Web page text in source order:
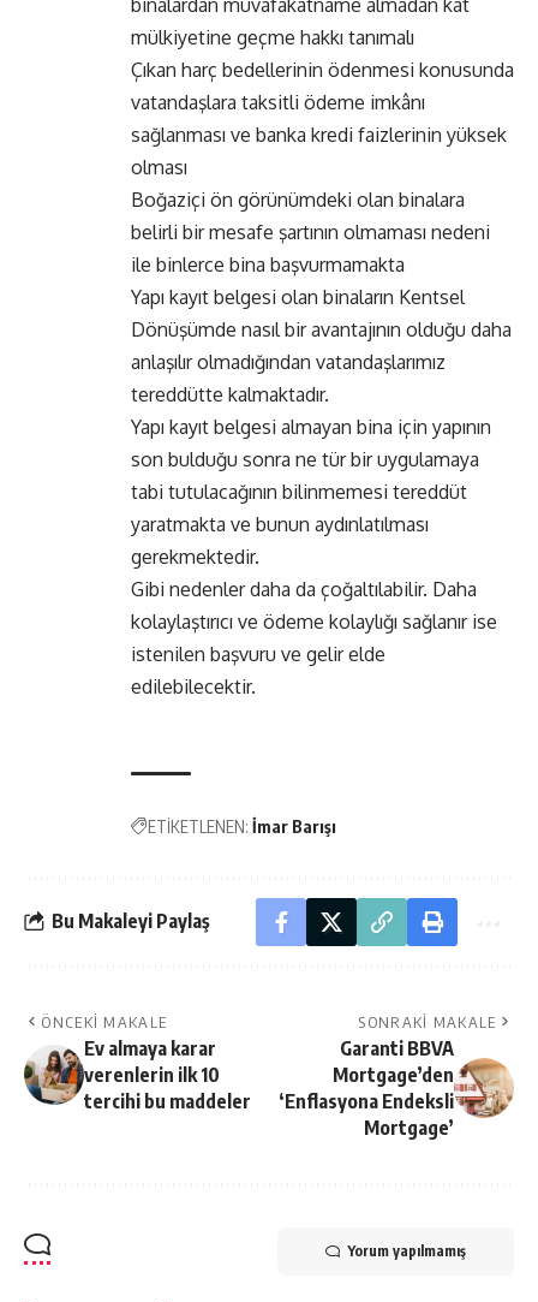
mülkiyetine geçme hakkı tanımalı
Çıkan harç bedellerinin ödenmesi konusunda
vatandaşlara taksitli ödeme imkânı
sağlanması ve banka kredi faizlerinin yüksek
olması
Boğaziçi ön görünümdeki olan binalara
belirli bir mesafe şartının olmaması nedeni
ile binlerce bina başvurmamakta
Yapı kayıt belgesi olan binaların Kentsel
Dönüşümde nasıl bir avantajının olduğu daha
anlaşılır olmadığından vatandaşlarımız
tereddütte kalmaktadır.
Yapı kayıt belgesi almayan bina için yapının
son bulduğu sonra ne tür bir uygulamaya
tabi tutulacağının bilinmemesi tereddüt
yaratmakta ve bunun aydınlatılması
gerekmektedir.
Gibi nedenler daha da çoğaltılabilir. Daha
kolaylaştırıcı ve ödeme kolaylığı sağlanır ise
istenilen başvuru ve gelir elde
edilebilecektir.
ETİKETLENEN: İmar Barışı
Bu Makaleyi Paylaş
ÖNCEKI MAKALE
Ev almaya karar
verenlerin ilk 10
tercihi bu maddeler
SONRAKI MAKALE
Garanti BBVA
Mortgage’den
‘Enflasyona Endeksli
Mortgage’
Yorum yapılmamış